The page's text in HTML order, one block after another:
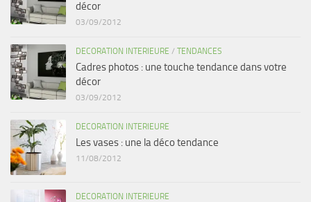
décor
03/09/2012
DECORATION INTERIEURE / TENDANCES
Cadres photos : une touche tendance dans votre
décor
03/09/2012
DECORATION INTERIEURE
Les vases : une la déco tendance
11/08/2012
DECORATION INTERIEURE